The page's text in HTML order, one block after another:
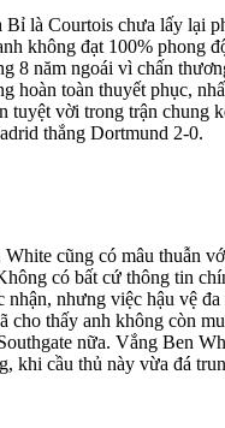
là Courtois chưa lấy lại
không đạt 100% phong
8 năm ngoái vì chấn
hoàn toàn thuyết phục,
tuyệt vời trong trận chung
thắng Dortmund 2-0.
cũng có mâu thuẫn
có bất cứ thông tin
nhưng việc hậu vệ đa
cho thấy anh không còn
nữa. Vắng Ben
khi cầu thủ này vừa đá